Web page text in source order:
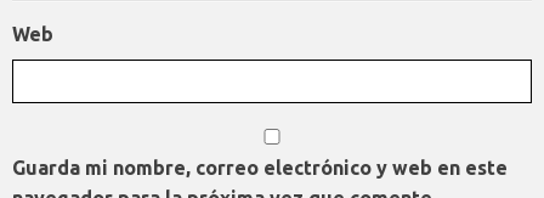
Web
Guarda mi nombre, correo electrónico y web en este